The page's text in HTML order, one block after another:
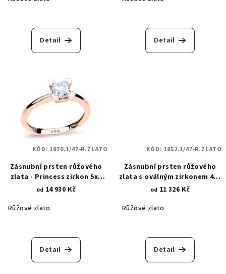
Detail Detail
Zásnubní prsten růžového
zlata - Princess zirkon 5x5
mm 1970.1
od 14 930 Kč
Růžové zlato
Detail
KÓD: 1970.1/47-R.ZLATO
Zásnubní prsten růžového
zlata s oválným zirkonem 4x6
mm 1852.1
od 11 326 Kč
Růžové zlato
Detail
KÓD: 1852.1/47-R.ZLATO